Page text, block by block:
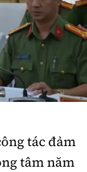
Sản phẩm mới
Tư vấn
tác đảm
tâm năm